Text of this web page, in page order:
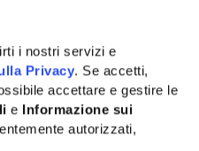
i nostri servizi e
Privacy. Se accetti,
accettare e gestire le
e Informazione sui
autorizzati,